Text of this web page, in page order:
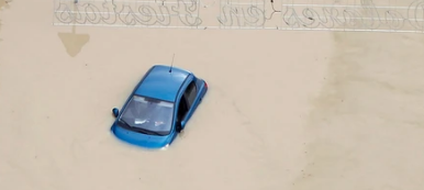
declarar plagas
. Una vez baje el
y caminos
, que
que han sobrevivido
aguas fecales